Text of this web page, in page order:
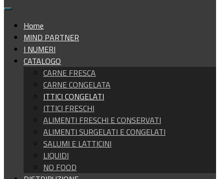
Home
MIND PARTNER
I NUMERI
CATALOGO
CARNE FRESCA
CARNE CONGELATA
ITTICI CONGELATI
ITTICI FRESCHI
ALIMENTI FRESCHI E CONSERVATI
ALIMENTI SURGELATI E CONGELATI
SALUMI E LATTICINI
LIQUIDI
NO FOOD